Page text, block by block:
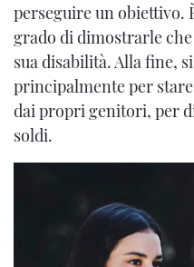
perseguire un obiettivo.
grado di dimostrarle
sua disabilità. Alla fine,
principalmente per
dai propri genitori, per
soldi.